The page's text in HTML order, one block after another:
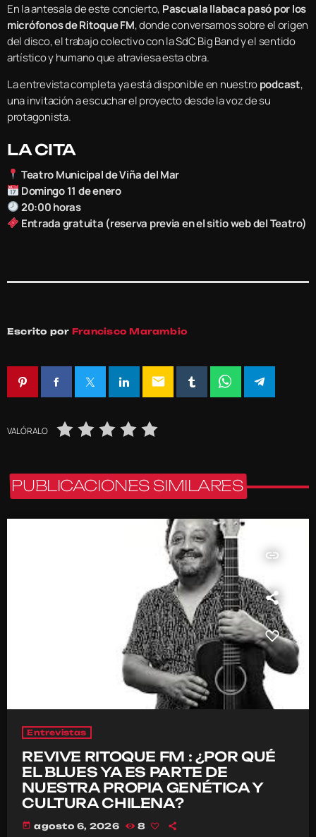
En la antesala de este concierto, Pascuala Ilabaca pasó por los
micrófonos de Ritoque FM, donde conversamos sobre el origen
del disco, el trabajo colectivo con la SdC Big Band y el sentido
artístico y humano que atraviesa esta obra.
La entrevista completa ya está disponible en nuestropodcast,
una invitación a escuchar el proyecto desde la voz de su
protagonista.
LA CITA
Teatro Municipal de Viña del Mar
Domingo 11 de enero
20:00 horas
Entrada gratuita (reserva previa en el sitio web del Teatro)
Escrito por Francisco Marambio
email
VALÓRALO
PUBLICACIONES SIMILARES
insert_link
Entrevistas
REVIVE RITOQUE FM : ¿POR QUÉ
EL BLUES YA ES PARTE DE
NUESTRA PROPIA GENÉTICA Y
CULTURA CHILENA?
today agosto 6, 2026 8